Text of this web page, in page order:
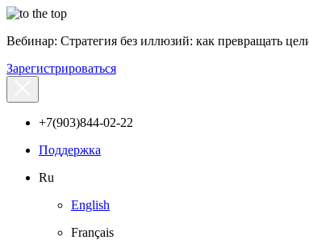
Вебинар: Стратегия без иллюзий: как превращать
Зарегистрироваться
+7(903)844-02-22
Поддержка
Ru
English
Français